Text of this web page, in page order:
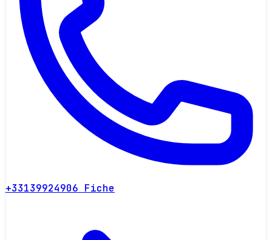
+33139924906 Fiche